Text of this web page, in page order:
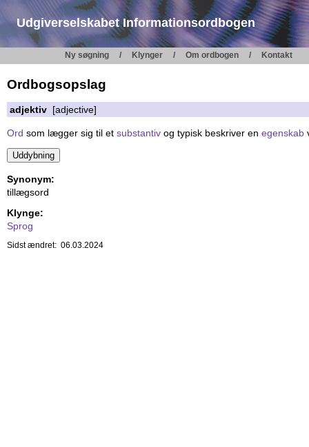
Udgiverselskabet Informationsordbogen
Ny søgning Klynger Om ordbogen Kontakt
Ordbogsopslag
adjektiv [adjective]
Ord som lægger sig til et substantiv og typisk beskriver en egenskab
Synonym:
tillægsord
Klynge:
Sprog
Sidst ændret: 06.03.2024